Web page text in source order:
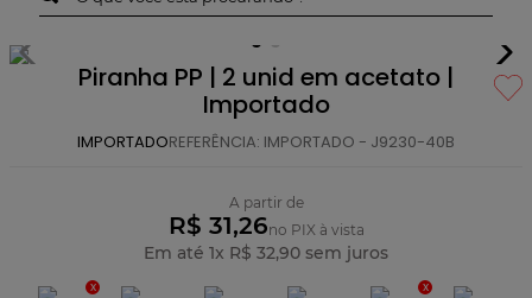
Piranha PP | 2 unid em acetato |
Importado
IMPORTADOREFERÊNCIA: IMPORTADO - J9230-40B
A partir de
R$ 31,26no PIX à vista
Em até 1x R$ 32,90 sem juros